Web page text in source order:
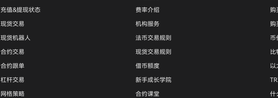
充值&提现状态
现货交易
现货机器人
合约交易
合约跟单
杠杆交易
网格策略
费率介绍
机构服务
法币交易规则
现货交易规则
借币额度
新手成长学院
合约课堂
购
购
币
比
以
什